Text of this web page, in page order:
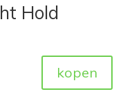
Hold
kopen